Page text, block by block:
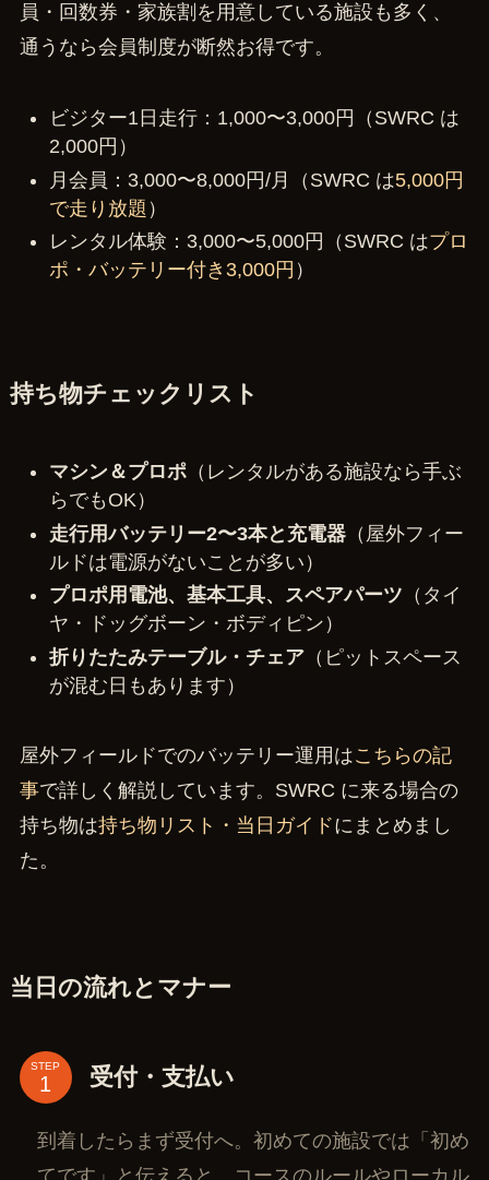
員・回数券・家族割を用意している施設も多く、
通うなら会員制度が断然お得です。
ビジター1日走行：1,000〜3,000円（SWRC は
2,000円）
月会員：3,000〜8,000円/月（SWRC は5,000円
で走り放題 ）
レンタル体験：3,000〜5,000円（SWRC はプロ
ポ・バッテリー付き3,000円 ）
持ち物チェックリスト
マシン＆プロポ（レンタルがある施設なら手ぶ
らでもOK）
走行用バッテリー2〜3本と充電器（屋外フィー
ルドは電源がないことが多い）
プロポ用電池、基本工具、スペアパーツ （タイ
ヤ・ドッグボーン・ボディピン）
折りたたみテーブル・チェア（ピットスペース
が混む日もあります）
屋外フィールドでのバッテリー運用はこちらの記
事で詳しく解説しています。SWRC に来る場合の
持ち物は持ち物リスト・当日ガイドにまとめまし
た。
当日の流れとマナー
STEP 受付・支払い
到着したらまず受付へ。初めての施設では「初め